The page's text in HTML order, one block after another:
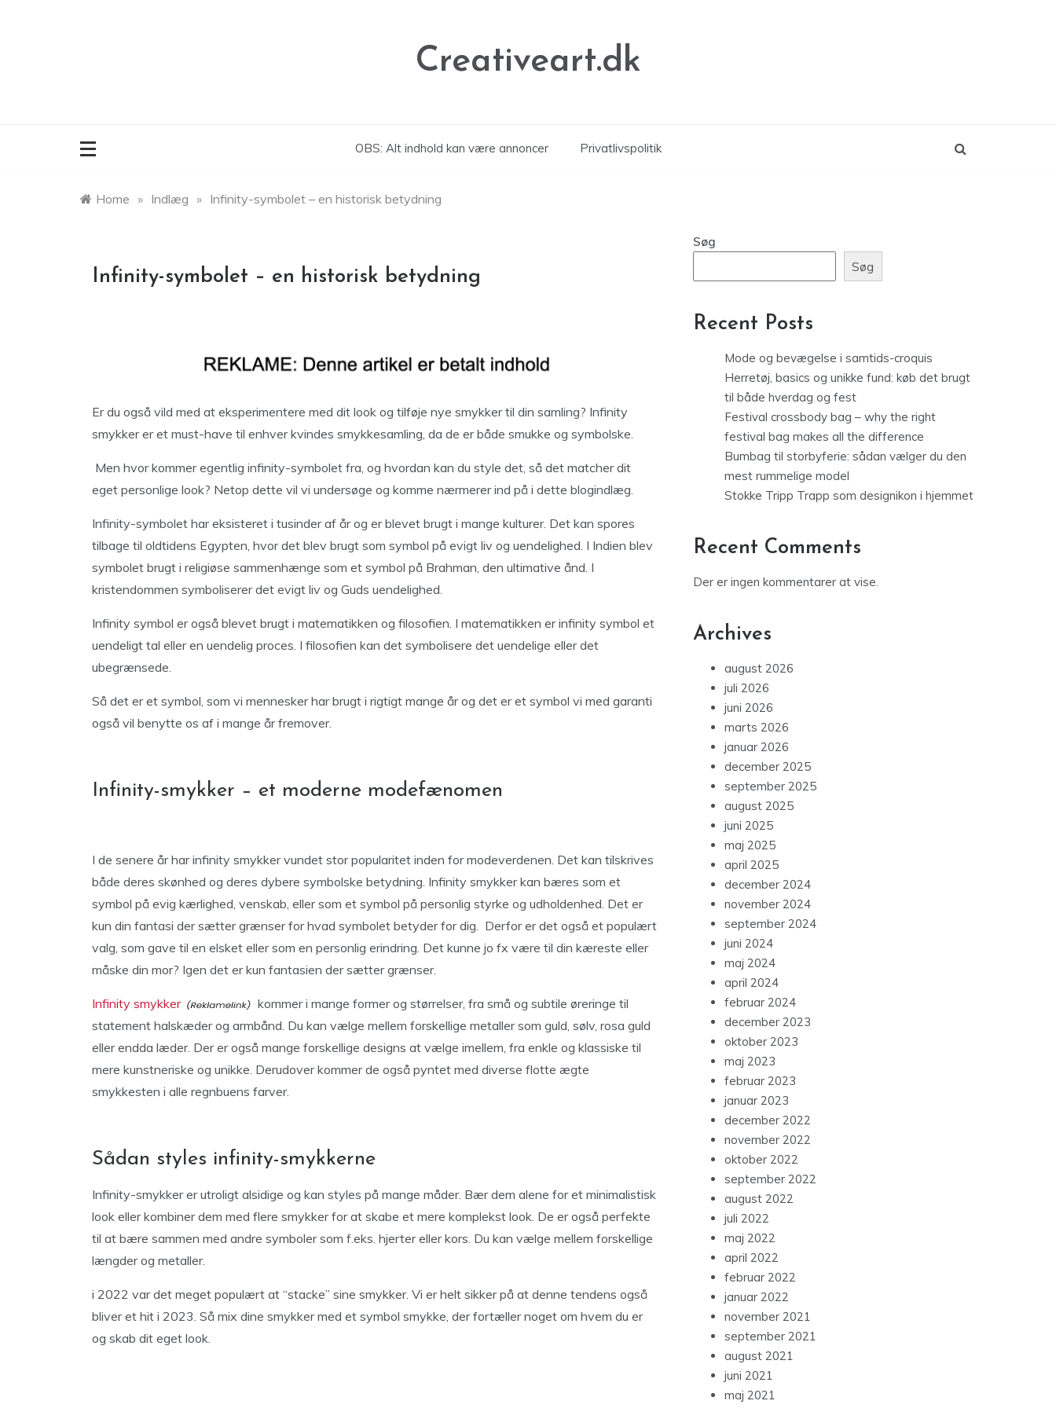
Creativeart.dk
OBS: Alt indhold kan være annoncer Privatlivspolitik
Home » Indlæg » Infinity-symbolet – en historisk betydning
Infinity-symbolet – en historisk betydning
Er du også vild med at eksperimentere med dit look og tilføje nye smykker til din samling? Infinity
smykker er et must-have til enhver kvindes smykkesamling, da de er både smukke og symbolske.
Men hvor kommer egentlig infinity-symbolet fra, og hvordan kan du style det, så det matcher dit
eget personlige look? Netop dette vil vi undersøge og komme nærmerer ind på i dette blogindlæg.
Infinity-symbolet har eksisteret i tusinder af år og er blevet brugt i mange kulturer. Det kan spores
tilbage til oldtidens Egypten, hvor det blev brugt som symbol på evigt liv og uendelighed. I Indien blev
symbolet brugt i religiøse sammenhænge som et symbol på Brahman, den ultimative ånd. I
kristendommen symboliserer det evigt liv og Guds uendelighed.
Infinity symbol er også blevet brugt i matematikken og filosofien. I matematikken er infinity symbol et
uendeligt tal eller en uendelig proces. I filosofien kan det symbolisere det uendelige eller det
ubegrænsede.
Så det er et symbol, som vi mennesker har brugt i rigtigt mange år og det er et symbol vi med garanti
også vil benytte os af i mange år fremover.
Infinity-smykker – et moderne modefænomen
I de senere år har infinity smykker vundet stor popularitet inden for modeverdenen. Det kan tilskrives
både deres skønhed og deres dybere symbolske betydning. Infinity smykker kan bæres som et
symbol på evig kærlighed, venskab, eller som et symbol på personlig styrke og udholdenhed. Det er
kun din fantasi der sætter grænser for hvad symbolet betyder for dig. Derfor er det også et populært
valg, som gave til en elsket eller som en personlig erindring. Det kunne jo fx være til din kæreste eller
måske din mor? Igen det er kun fantasien der sætter grænser.
Infinity smykker
kommer i mange former og størrelser, fra små og subtile øreringe til
statement halskæder og armbånd. Du kan vælge mellem forskellige metaller som guld, sølv, rosa guld
eller endda læder. Der er også mange forskellige designs at vælge imellem, fra enkle og klassiske til
mere kunstneriske og unikke. Derudover kommer de også pyntet med diverse flotte ægte
smykkesten i alle regnbuens farver.
Sådan styles infinity-smykkerne
Infinity-smykker er utroligt alsidige og kan styles på mange måder. Bær dem alene for et minimalistisk
look eller kombiner dem med flere smykker for at skabe et mere komplekst look. De er også perfekte
til at bære sammen med andre symboler som f.eks. hjerter eller kors. Du kan vælge mellem forskellige
længder og metaller.
i 2022 var det meget populært at “stacke” sine smykker. Vi er helt sikker på at denne tendens også
bliver et hit i 2023. Så mix dine smykker med et symbol smykke, der fortæller noget om hvem du er
og skab dit eget look.
Søg
Søg
Recent Posts
Mode og bevægelse i samtids-croquis
Herretøj, basics og unikke fund: køb det brugt
til både hverdag og fest
Festival crossbody bag – why the right
festival bag makes all the difference
Bumbag til storbyferie: sådan vælger du den
mest rummelige model
Stokke Tripp Trapp som designikon i hjemmet
Recent Comments
Der er ingen kommentarer at vise.
Archives
august 2026
juli 2026
juni 2026
marts 2026
januar 2026
december 2025
september 2025
august 2025
juni 2025
maj 2025
april 2025
december 2024
november 2024
september 2024
juni 2024
maj 2024
april 2024
februar 2024
december 2023
oktober 2023
maj 2023
februar 2023
januar 2023
december 2022
november 2022
oktober 2022
september 2022
august 2022
juli 2022
maj 2022
april 2022
februar 2022
januar 2022
november 2021
september 2021
august 2021
juni 2021
maj 2021